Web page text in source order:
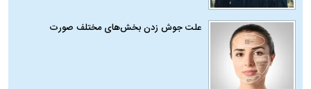
علت جوش زدن بخش‌های مختلف صورت